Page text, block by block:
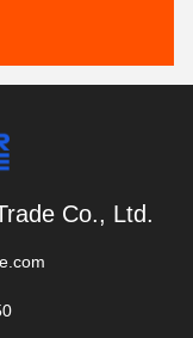
Co., Ltd.